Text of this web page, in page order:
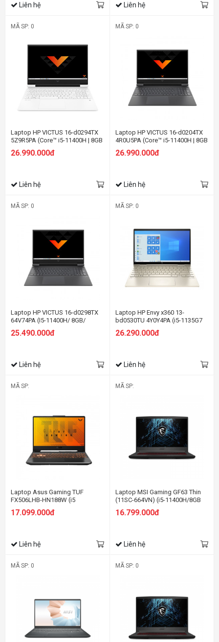
Liên hệ Liên hệ
MÃ SP: 0
Laptop HP VICTUS 16-d0294TX
5Z9R5PA (Core™ i5-11400H | 8GB
| 512GB | RTX 3050 4GB | 16.1
inch FHD | Win 11 | Bạc)
26.990.000đ
Liên hệ
MÃ SP: 0
Laptop HP VICTUS 16-d0204TX
4R0U5PA (Core™ i5-11400H | 8GB
| 512GB + 32GB | RTX™ 3050 4GB |
16.1 inch FHD | Win 11 | Đen)
26.990.000đ
Liên hệ
MÃ SP: 0
Laptop HP VICTUS 16-d0298TX
64V74PA (I5-11400H/ 8GB/
GTX1650 4GB/ Win 11/ Black)
25.490.000đ
Liên hệ
MÃ SP: 0
Laptop HP Envy x360 13-
bd0530TU 4Y0Y4PA (i5-1135G7
DDR4, SSD 512GB, 13.3 Inch IPS
26.290.000đ
Liên hệ
MÃ SP:
Laptop Asus Gaming TUF
FX506LHB-HN188W (i5
10300H/8GB RAM/512GB
SSD/15.6 FHD 144Hz /GTX 1650
17.099.000đ
Liên hệ
MÃ SP:
Laptop MSI Gaming GF63 Thin
(11SC-664VN) (i5-11400H/8GB
RAM/512GB SSD/GTX1650
4GB/15.6 inch FHD
16.799.000đ
Liên hệ
MÃ SP: 0 MÃ SP: 0